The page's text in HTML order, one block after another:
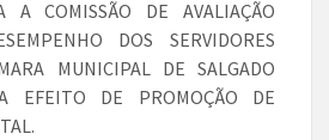
A COMISSÃO DE AVALIAÇÃO
DOS SERVIDORES
MUNICIPAL DE SALGADO
EFEITO DE PROMOÇÃO DE